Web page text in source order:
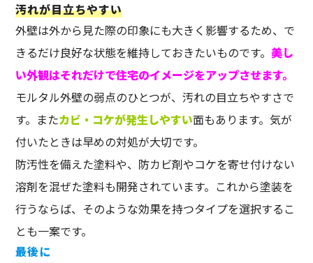
汚れが目立ちやすい
外壁は外から見た際の印象にも大きく影響するため、で
きるだけ良好な状態を維持しておきたいものです。美し
い外観はそれだけで住宅のイメージをアップさせます。
モルタル外壁の弱点のひとつが、汚れの目立ちやすさで
す。またカビ・コケが発生しやすい面もあります。気が
付いたときは早めの対処が大切です。
防汚性を備えた塗料や、防カビ剤やコケを寄せ付けない
溶剤を混ぜた塗料も開発されています。これから塗装を
行うならば、そのような効果を持つタイプを選択するこ
とも一案です。
最後に